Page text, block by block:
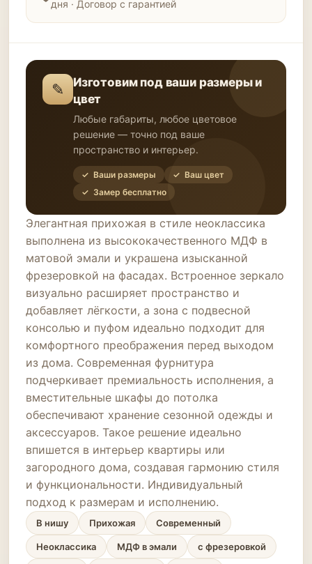
дня · Договор с гарантией
✎
Изготовим под ваши размеры и
цвет
Любые габариты, любое цветовое
решение — точно под ваше
пространство и интерьер.
✓ Ваши размеры
✓ Ваш цвет
✓ Замер бесплатно
Элегантная прихожая в стиле неоклассика
выполнена из высококачественного МДФ в
матовой эмали и украшена изысканной
фрезеровкой на фасадах. Встроенное зеркало
визуально расширяет пространство и
добавляет лёгкости, а зона с подвесной
консолью и пуфом идеально подходит для
комфортного преображения перед выходом
из дома. Современная фурнитура
подчеркивает премиальность исполнения, а
вместительные шкафы до потолка
обеспечивают хранение сезонной одежды и
аксессуаров. Такое решение идеально
впишется в интерьер квартиры или
загородного дома, создавая гармонию стиля
и функциональности. Индивидуальный
подход к размерам и исполнению.
В нишу Прихожая Современный
Неоклассика МДФ в эмали с фрезеровкой